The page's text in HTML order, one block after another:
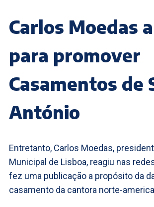
Carlos Moedas
para promover
Casamentos de
António
Entretanto, Carlos Moedas,
Municipal de Lisboa, reagiu nas
fez uma publicação a propósito da
casamento da cantora norte-